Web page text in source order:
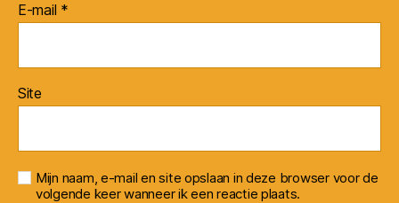
E-mail *
Site
Mijn naam, e-mail en site opslaan in deze browser voor de
volgende keer wanneer ik een reactie plaats.